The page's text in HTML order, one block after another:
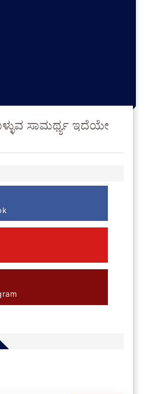
ಸಾಮರ್ಥ್ಯ ಇದೆಯೇ